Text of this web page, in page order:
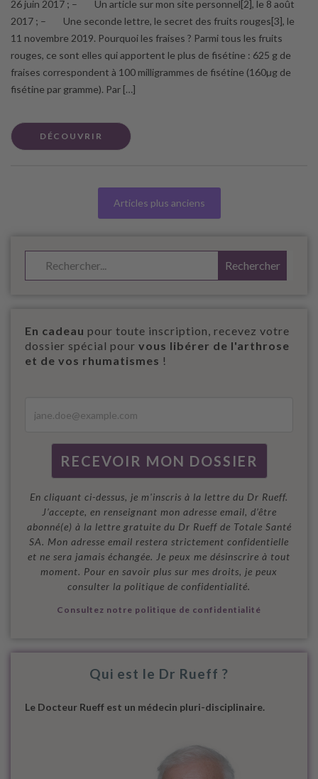
26 juin 2017 ; – Un article sur mon site personnel[2], le 8 août
2017 ; – Une seconde lettre, le secret des fruits rouges[3], le
11 novembre 2019. Pourquoi les fraises ? Parmi tous les fruits
rouges, ce sont elles qui apportent le plus de fisétine : 625 g de
fraises correspondent à 100 milligrammes de fisétine (160µg de
fisétine par gramme). Par […]
DÉCOUVRIR
Articles plus anciens
En cadeau pour toute inscription, recevez votre
dossier spécial pour vous libérer de l'arthrose
et de vos rhumatismes !
En cliquant ci-dessus, je m'inscris à la lettre du Dr Rueff.
J’accepte, en renseignant mon adresse email, d’être
abonné(e) à la lettre gratuite du Dr Rueff de Totale Santé
SA. Mon adresse email restera strictement confidentielle
et ne sera jamais échangée. Je peux me désinscrire à tout
moment. Pour en savoir plus sur mes droits, je peux
consulter la politique de confidentialité.
Consultez notre politique de confidentialité
Qui est le Dr Rueff ?
Le Docteur Rueff est un médecin pluri-disciplinaire.